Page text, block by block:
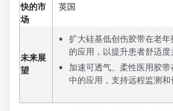
快的市
场
英国
未来展
望
扩大硅基低创伤胶带在老
的应用，以提升患者舒适度
加速可透气、柔性医用胶
中的应用，支持远程监测和